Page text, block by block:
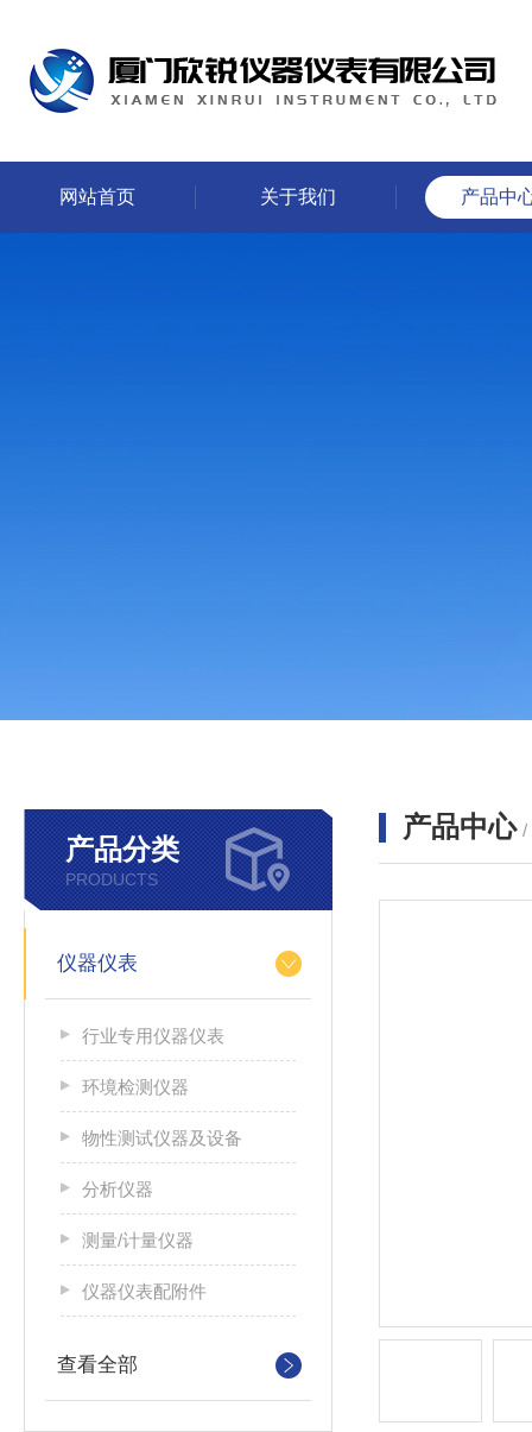
网站首页 关于我们 产品中
产品分类
PRODUCTS
仪器仪表
行业专用仪器仪表
环境检测仪器
物性测试仪器及设备
分析仪器
测量/计量仪器
仪器仪表配附件
查看全部
产品中心 /